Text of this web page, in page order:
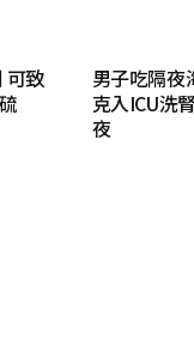
可致
男子吃隔夜
克入ICU洗
夜